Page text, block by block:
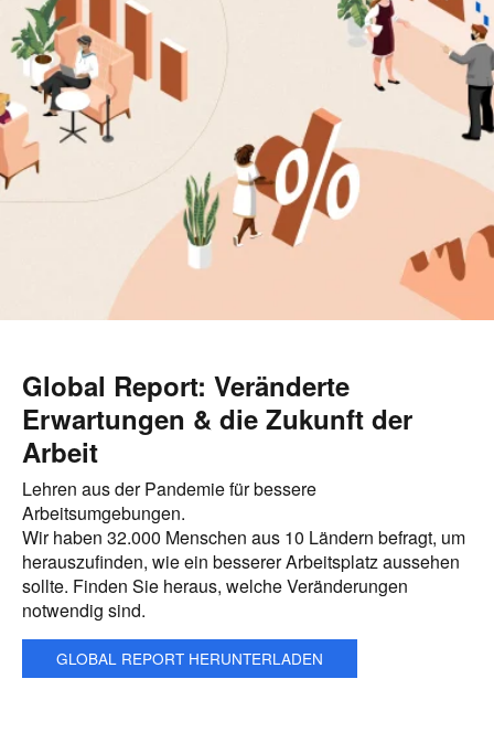
Global Report: Veränderte
Erwartungen & die Zukunft der
Arbeit
Lehren aus der Pandemie für bessere
Arbeitsumgebungen.
Wir haben 32.000 Menschen aus 10 Ländern befragt, um
herauszufinden, wie ein besserer Arbeitsplatz aussehen
sollte. Finden Sie heraus, welche Veränderungen
notwendig sind.
GLOBAL REPORT HERUNTERLADEN